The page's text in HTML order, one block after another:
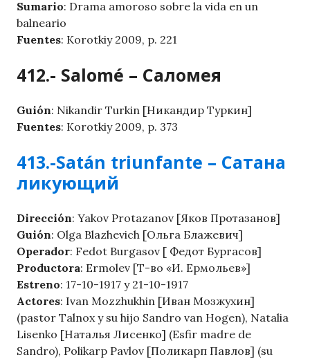
Sumario: Drama amoroso sobre la vida en un
balneario
Fuentes: Korotkiy 2009, p. 221
412.- Salomé – Саломея
Guión: Nikandir Turkin [Никандир Туркин]
Fuentes: Korotkiy 2009, p. 373
413.-Satán triunfante – Сатана
ликующий
Dirección: Yakov Protazanov [Яков Протазанов]
Guión: Olga Blazhevich [Ольга Блажевич]
Operador: Fedot Burgasov [ Федот Бургасов]
Productora: Ermolev [Т-во «И. Ермольев»]
Estreno: 17-10-1917 y 21-10-1917
Actores: Ivan Mozzhukhin [Иван Мозжухин]
(pastor Talnox y su hijo Sandro van Hogen), Natalia
Lisenko [Наталья Лисенко] (Esfir madre de
Sandro), Polikarp Pavlov [Поликарп Павлов] (su